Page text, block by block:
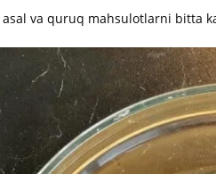
asal va quruq mahsulotlarni bitta